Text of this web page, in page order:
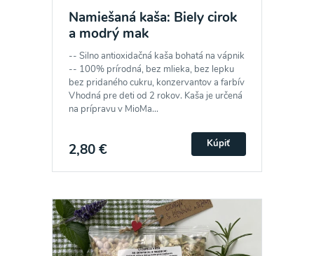
Namiešaná kaša: Biely cirok
a modrý mak
-- Silno antioxidačná kaša bohatá na vápnik
-- 100% prírodná, bez mlieka, bez lepku
bez pridaného cukru, konzervantov a farbív
Vhodná pre deti od 2 rokov. Kaša je určená
na prípravu v MioMa...
2,80 € Kúpiť